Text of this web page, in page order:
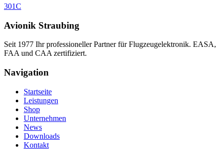
301C
Avionik Straubing
Seit 1977 Ihr professioneller Partner für Flugzeugelektronik. EASA,
FAA und CAA zertifiziert.
Navigation
Startseite
Leistungen
Shop
Unternehmen
News
Downloads
Kontakt